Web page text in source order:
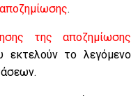
.
της αποζημίωσης
εκτελούν το λεγόμενο